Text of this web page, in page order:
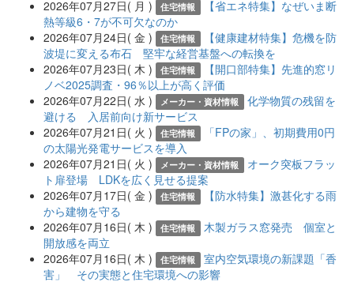
2026年07月27日( 月 ) 住宅情報
【省エネ特集】なぜいま断
熱等級6・7が不可欠なのか
2026年07月24日( 金 )
住宅情報
【健康建材特集】危機を防
波堤に変える布石 堅牢な経営基盤への転換を
2026年07月23日( 木 )
住宅情報
【開口部特集】先進的窓リ
ノベ2025調査・96％以上が高く評価
2026年07月22日( 水 )
メーカー・資材情報
化学物質の残留を
避ける 入居前向け新サービス
2026年07月21日( 火 )
住宅情報
「FPの家」、初期費用0円
の太陽光発電サービスを導入
2026年07月21日( 火 )
メーカー・資材情報
オーク突板フラッ
ト扉登場 LDKを広く見せる提案
2026年07月17日( 金 )
住宅情報
【防水特集】激甚化する雨
から建物を守る
2026年07月16日( 木 )
住宅情報
木製ガラス窓発売 個室と
開放感を両立
2026年07月16日( 木 )
住宅情報
室内空気環境の新課題「香
害」 その実態と住宅環境への影響